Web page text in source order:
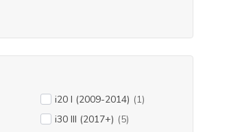
i20 I (2009-2014) (1)
i30 III (2017+) (5)